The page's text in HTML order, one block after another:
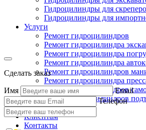
Гидроцилиндры для
Гидроцилиндры для
Услуги
Ремонт гидроцилиндров
Ремонт гидроцилиндра
Ремонт гидроцилиндра
Ремонт гидроцилиндра
Ремонт гидроцилиндров
Ремонт гидроцилиндра
Ремонт гидроцилиндров
Ремонт гидроцилиндров
Производство
Клиентам
Контакты
Сделать заказ
Имя
Email
Телефон